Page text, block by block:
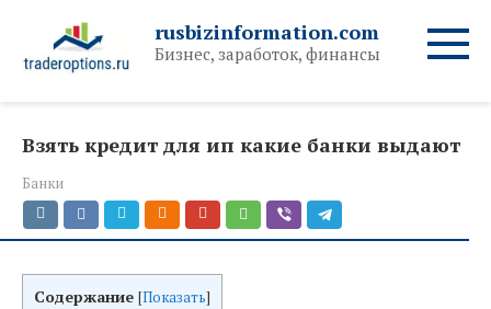
контенту
rusbizinformation.com
Бизнес, заработок, финансы
Взять кредит для ип какие банки выдают
Банки
Содержание [Показать]